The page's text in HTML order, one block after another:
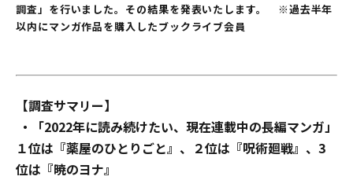
調査」を行いました。その結果を発表いたします。 ※過去半年
以内にマンガ作品を購入したブックライブ会員
【調査サマリー】
・「2022年に読み続けたい、現在連載中の長編マンガ」
１位は『薬屋のひとりごと』、２位は『呪術廻戦』、3
位は『暁のヨナ』